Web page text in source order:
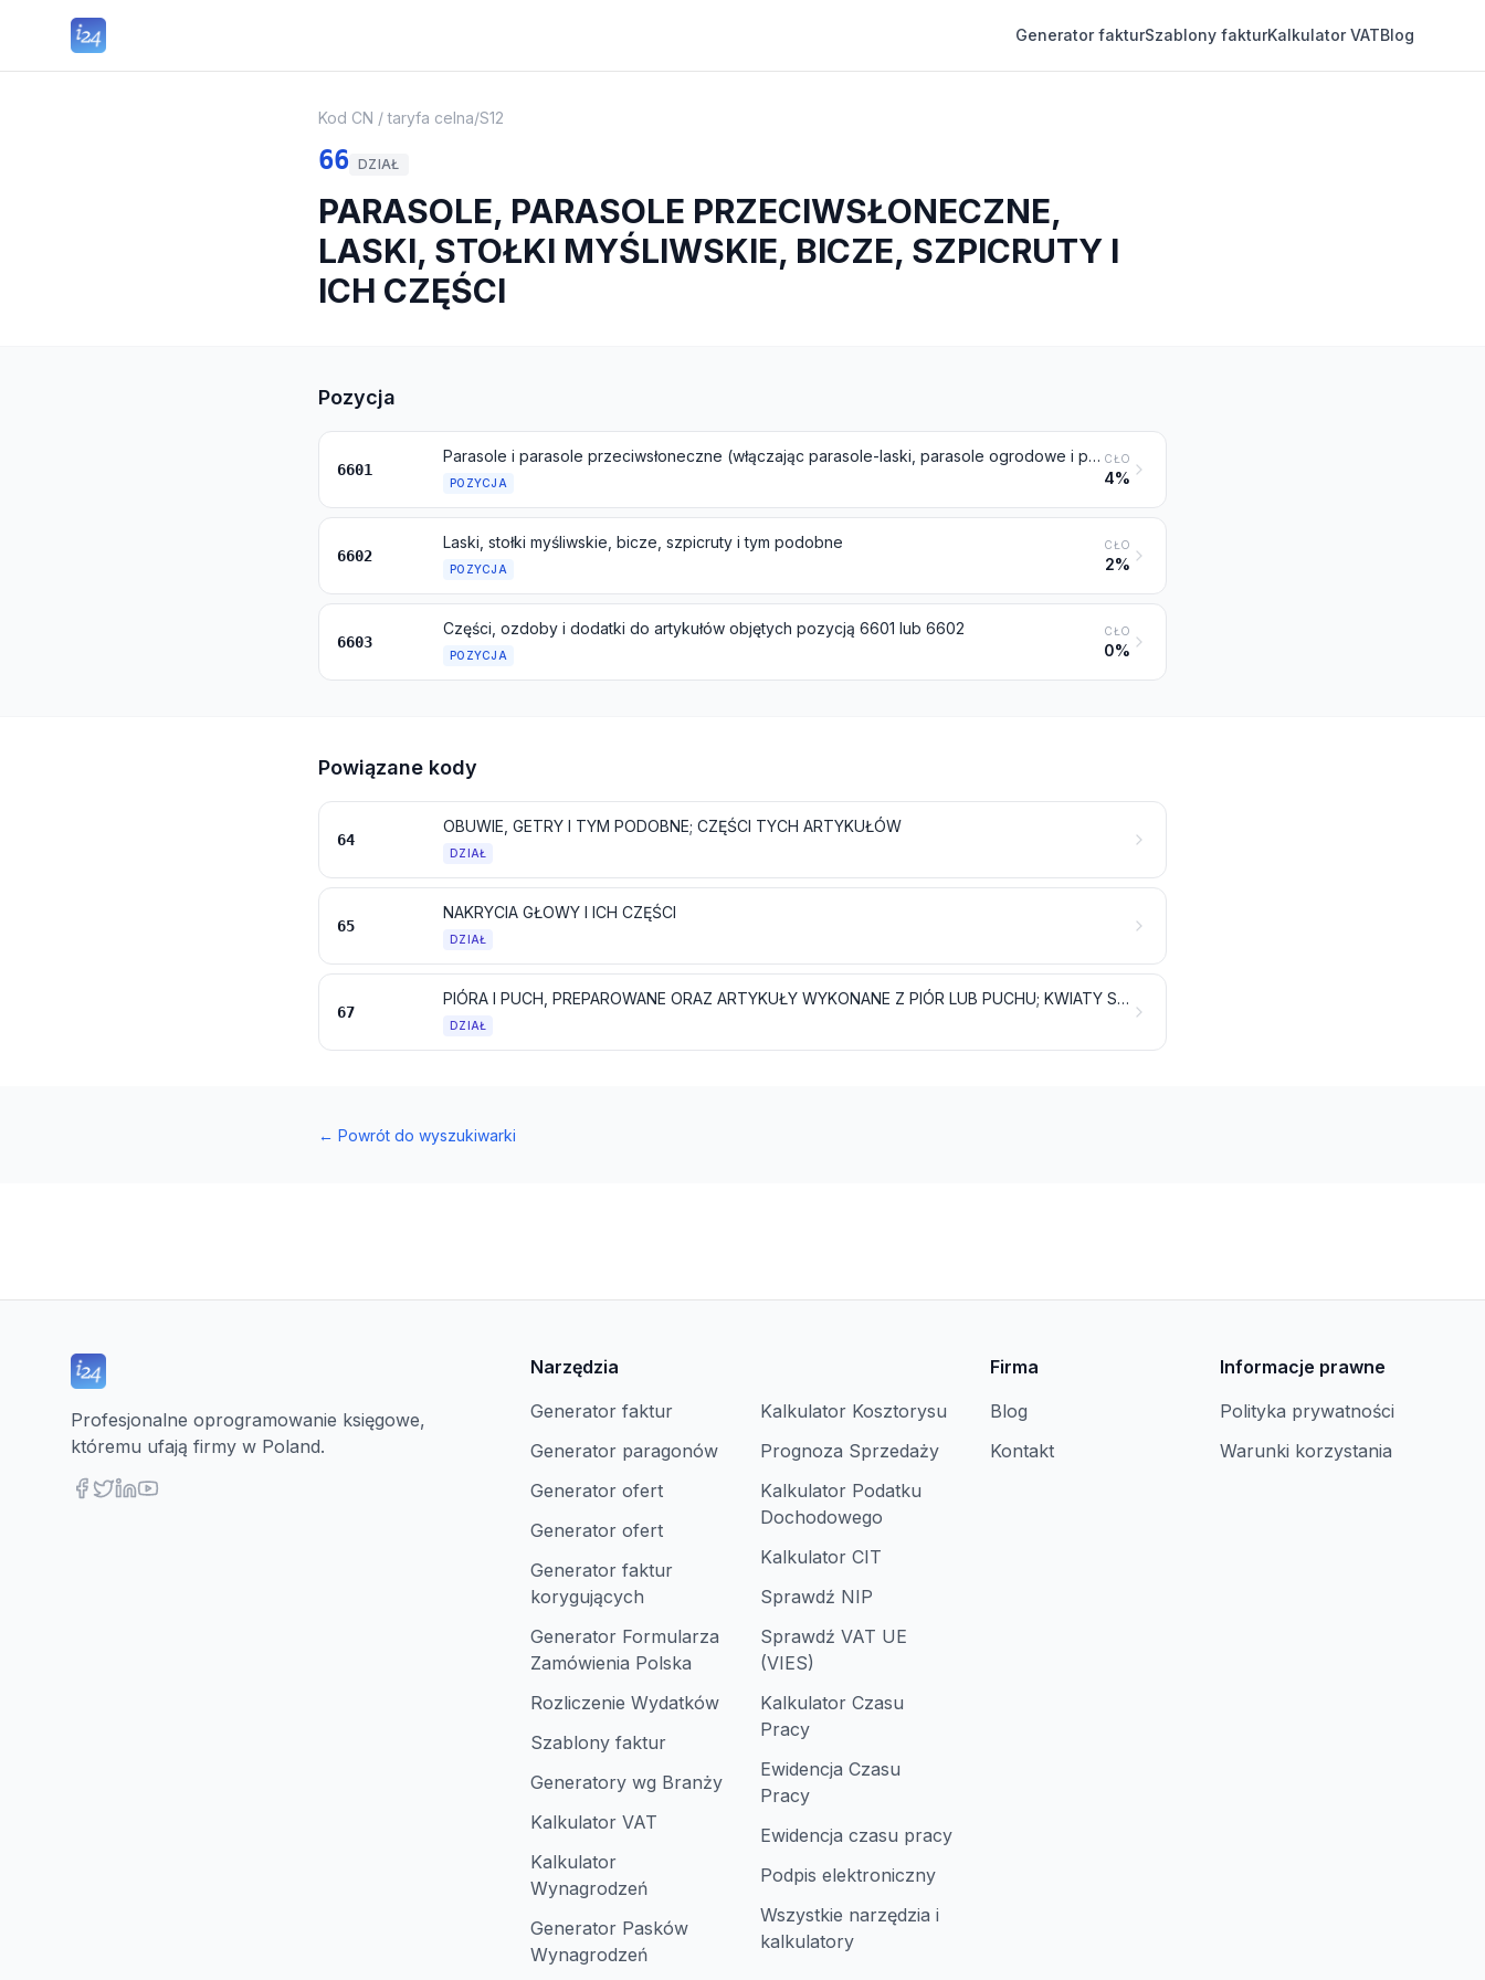
Generator fakturSzablony fakturKalkulator VATBlog
Kod CN / taryfa celna/S12
66 DZIAŁ
PARASOLE, PARASOLE PRZECIWSŁONECZNE,
LASKI, STOŁKI MYŚLIWSKIE, BICZE, SZPICRUTY I
ICH CZĘŚCI
Pozycja
6601
Parasole i parasole przeciwsłoneczne (włączając parasole-laski, parasole ogrodowe i podobne parasole)
POZYCJA
CŁO
4%
6602
Laski, stołki myśliwskie, bicze, szpicruty i tym podobne
POZYCJA
CŁO
2%
6603
Części, ozdoby i dodatki do artykułów objętych pozycją 6601 lub 6602
POZYCJA
CŁO
0%
Powiązane kody
64
OBUWIE, GETRY I TYM PODOBNE; CZĘŚCI TYCH ARTYKUŁÓW
DZIAŁ
65
NAKRYCIA GŁOWY I ICH CZĘŚCI
DZIAŁ
67
PIÓRA I PUCH, PREPAROWANE ORAZ ARTYKUŁY WYKONANE Z PIÓR LUB PUCHU; KWIATY SZTUCZNE; ARTYKUŁY Z WŁOSÓW LUDZKICH
DZIAŁ
← Powrót do wyszukiwarki
Profesjonalne oprogramowanie księgowe,
któremu ufają firmy w Poland.
Narzędzia
Generator faktur
Generator paragonów
Generator ofert
Generator ofert
Generator faktur
korygujących
Generator Formularza
Zamówienia Polska
Rozliczenie Wydatków
Szablony faktur
Generatory wg Branży
Kalkulator VAT
Kalkulator
Wynagrodzeń
Generator Pasków
Wynagrodzeń
Kalkulator Kosztorysu
Prognoza Sprzedaży
Kalkulator Podatku
Dochodowego
Kalkulator CIT
Sprawdź NIP
Sprawdź VAT UE
(VIES)
Kalkulator Czasu
Pracy
Ewidencja Czasu
Pracy
Ewidencja czasu pracy
Podpis elektroniczny
Wszystkie narzędzia i
kalkulatory
Firma
Blog
Kontakt
Informacje prawne
Polityka prywatności
Warunki korzystania